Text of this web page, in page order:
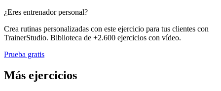
¿Eres entrenador personal?
Crea rutinas personalizadas con este ejercicio para tus clientes con
TrainerStudio. Biblioteca de +2.600 ejercicios con vídeo.
Prueba gratis
Más ejercicios